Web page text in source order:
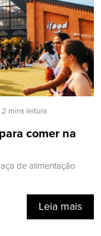
2 mins leitura
comer na
de alimentação
Leia mais